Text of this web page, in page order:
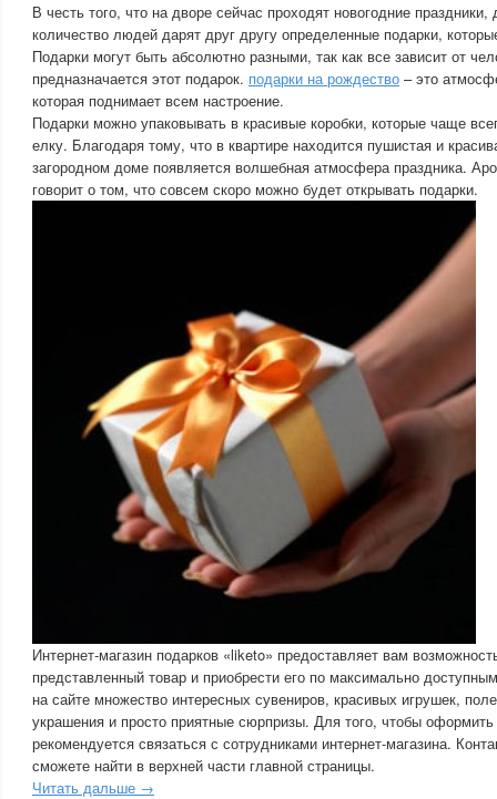
В честь того, что на дворе сейчас проходят новогодние
количество людей дарят друг другу определенные подарки,
Подарки могут быть абсолютно разными, так как все зависит от
предназначается этот подарок. подарки на рождество – это
которая поднимает всем настроение.
Подарки можно упаковывать в красивые коробки, которые чаще
елку. Благодаря тому, что в квартире находится пушистая и
загородном доме появляется волшебная атмосфера праздника.
говорит о том, что совсем скоро можно будет открывать подарки.
Интернет-магазин подарков «liketo» предоставляет вам
представленный товар и приобрести его по максимально
на сайте множество интересных сувениров, красивых игрушек,
украшения и просто приятные сюрпризы. Для того, чтобы
рекомендуется связаться с сотрудниками интернет-магазина.
сможете найти в верхней части главной страницы.
Читать дальше →